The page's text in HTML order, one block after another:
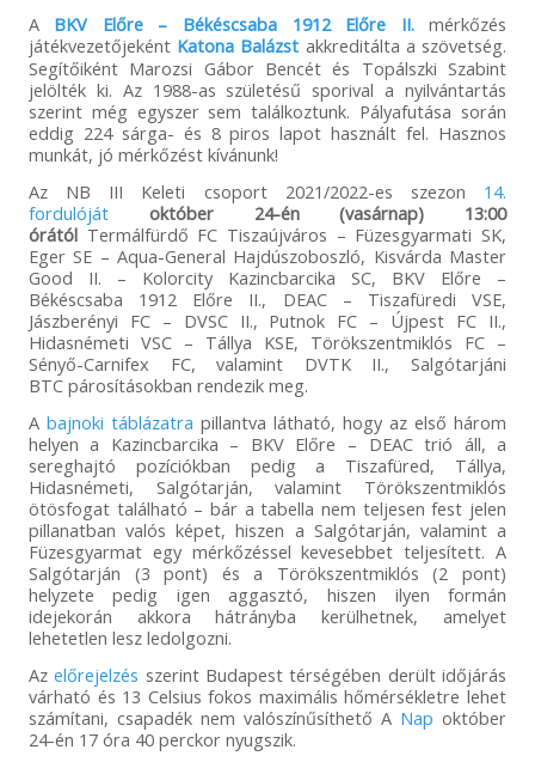
A BKV Előre – Békéscsaba 1912 Előre II.
mérkőzés
játékvezetőjeként Katona Balázst akkreditálta a szövetség.
Segítőiként Marozsi Gábor Bencét és Topálszki Szabint
jelölték ki. Az 1988-as születésű sporival a nyilvántartás
szerint még egyszer sem találkoztunk. Pályafutása során
eddig 224 sárga- és 8 piros lapot használt fel. Hasznos
munkát, jó mérkőzést kívánunk!
Az NB III Keleti csoport 2021/2022-es szezon 14.
fordulóját
október 24-én (vasárnap) 13:00
órátólTermálfürdő FC Tiszaújváros – Füzesgyarmati SK,
Eger SE – Aqua-General Hajdúszoboszló, Kisvárda Master
Good II. – Kolorcity Kazincbarcika SC, BKV Előre –
Békéscsaba 1912 Előre II., DEAC – Tiszafüredi VSE,
Jászberényi FC – DVSC II., Putnok FC – Újpest FC II.,
Hidasnémeti VSC – Tállya KSE, Törökszentmiklós FC –
Sényő-Carnifex FC, valamint DVTK II., Salgótarjáni
BTC párosításokban rendezik meg.
A bajnoki táblázatra pillantva látható, hogy az első három
helyen a Kazincbarcika – BKV Előre – DEAC trió áll, a
sereghajtó pozíciókban pedig a Tiszafüred, Tállya,
Hidasnémeti, Salgótarján, valamint Törökszentmiklós
ötösfogat található – bár a tabella nem teljesen fest jelen
pillanatban valós képet, hiszen a Salgótarján, valamint a
Füzesgyarmat egy mérkőzéssel kevesebbet teljesített. A
Salgótarján (3 pont) és a Törökszentmiklós (2 pont)
helyzete pedig igen aggasztó, hiszen ilyen formán
idejekorán akkora hátrányba kerülhetnek, amelyet
lehetetlen lesz ledolgozni.
Azelőrejelzés szerint Budapest térségében derült időjárás
várható és 13 Celsius fokos maximális hőmérsékletre lehet
számítani, csapadék nem valószínűsíthető A Nap október
24-én 17 óra 40 perckor nyugszik.